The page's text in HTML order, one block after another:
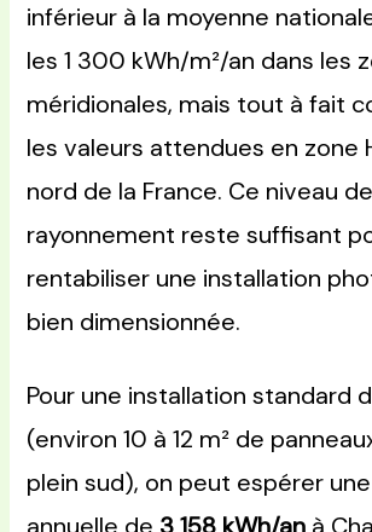
inférieur à la moyenne
les 1 300 kWh/m²/an dans les
méridionales, mais tout à fait
les valeurs attendues en zone
nord de la France. Ce niveau de
rayonnement reste suffisant
rentabiliser une installation
bien dimensionnée.
Pour une installation standard
(environ 10 à 12 m² de
plein sud), on peut espérer